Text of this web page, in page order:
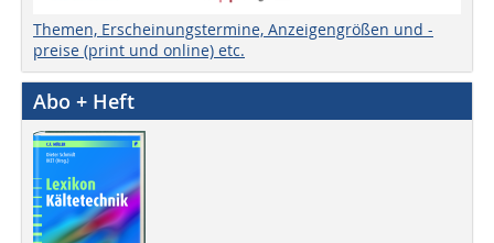
Themen, Erscheinungstermine, Anzeigengrößen und -
preise (print und online) etc.
Abo + Heft